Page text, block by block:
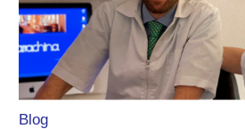
Blog